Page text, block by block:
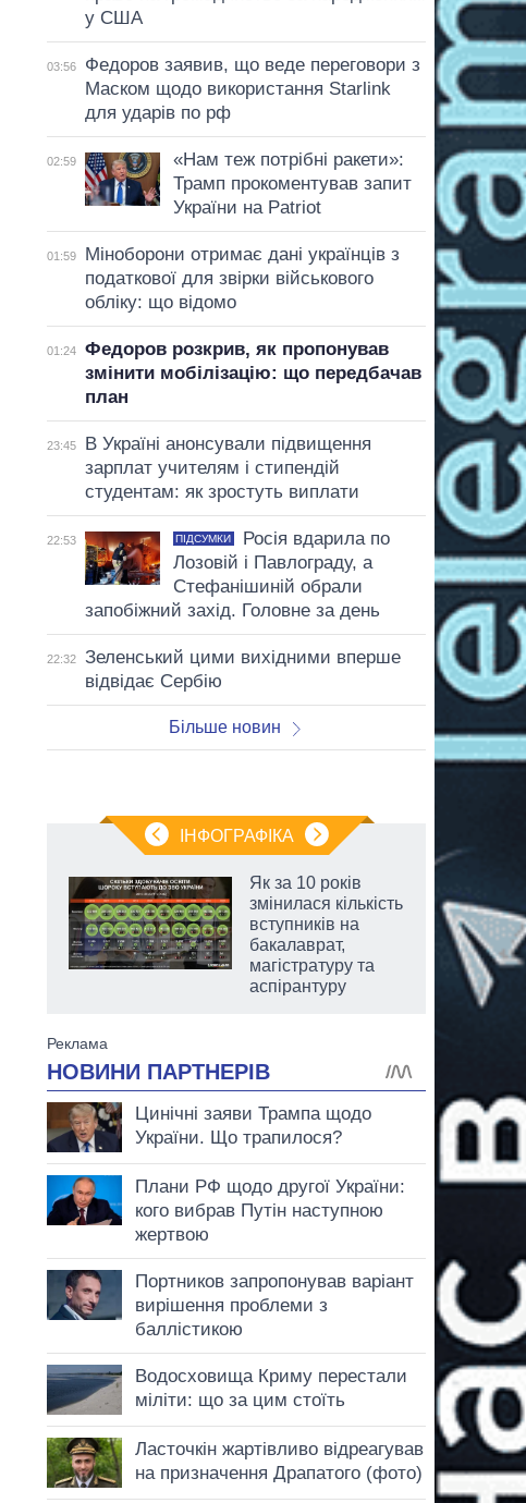
у США
03:56
Федоров заявив, що веде переговори з
Маском щодо використання Starlink
для ударів по рф
02:59
«Нам теж потрібні ракети»:
Трамп прокоментував запит
України на Patriot
01:59
Міноборони отримає дані українців з
податкової для звірки військового
обліку: що відомо
01:24
Федоров розкрив, як пропонував
змінити мобілізацію: що передбачав
план
23:45
В Україні анонсували підвищення
зарплат учителям і стипендій
студентам: як зростуть виплати
22:53 ПІДСУМКИ
Росія вдарила по
Лозовій і Павлограду, а
Стефанішиній обрали
запобіжний захід. Головне за день
22:32
Зеленський цими вихідними вперше
відвідає Сербію
Більше новин
ІНФОГРАФІКА
Як за 10 років
змінилася кількість
вступників на
бакалаврат,
магістратуру та
аспірантуру